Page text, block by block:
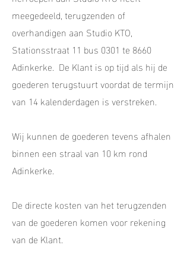
meegedeeld, terugzenden of
overhandigen aan Studio KTO,
Stationsstraat 11 bus 0301 te 8660
Adinkerke. De Klant is op tijd als hij de
goederen terugstuurt voordat de termijn
van 14 kalenderdagen is verstreken.
Wij kunnen de goederen tevens afhalen
binnen een straal van 10 km rond
Adinkerke.
De directe kosten van het terugzenden
van de goederen komen voor rekening
van de Klant.